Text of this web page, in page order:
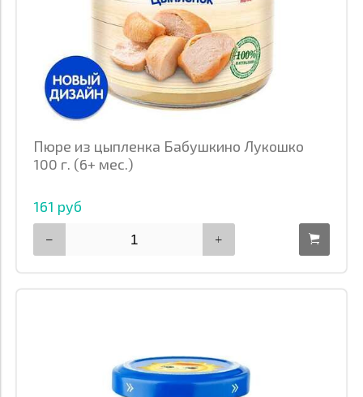
Пюре из цыпленка Бабушкино Лукошко
100 г. (6+ мес.)
161 руб